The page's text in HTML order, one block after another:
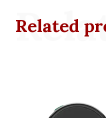
Related